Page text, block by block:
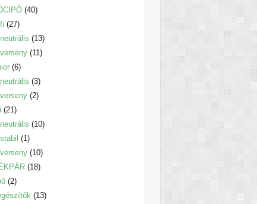
4040
2727
termék
neutrális 1313
termék
verseny 1111
66
termék
neutrális 33
termék
verseny 22
2121
termék
neutrális 1010
stabil 11
termék
verseny 1010
termék
1818
22
termék1313